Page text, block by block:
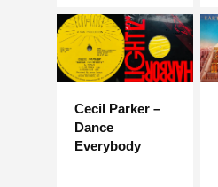
Cecil Parker –
Dance
Everybody